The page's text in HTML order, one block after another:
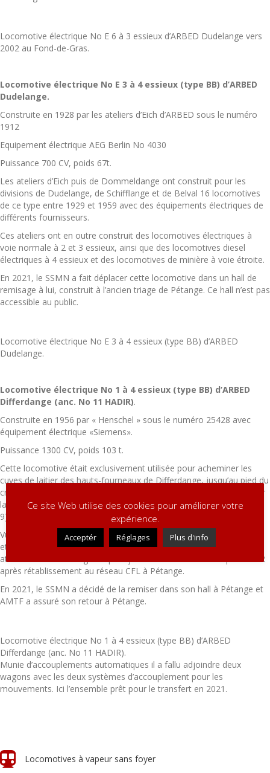
Locomotive électrique No E 6 à 3 essieux d’ARBED Dudelange vers
2002 au Fond-de-Gras.
Locomotive électrique No E 3 à 4 essieux (type BB) d’ARBED
Dudelange.
Construite en 1928 par les ateliers d’Eich d’ARBED sous le numéro
1912
Equipement électrique AEG Berlin No 4030
Puissance 700 CV, poids 67t.
Les ateliers d’Eich puis de Dommeldange ont construit pour les
divisions de Dudelange, de Schifflange et de Belval 16 locomotives
de ce type entre 1929 et 1959 avec des équipements électriques de
différents fournisseurs.
Ces ateliers ont en outre construit des locomotives électriques à
voie normale à 2 et 3 essieux, ainsi que des locomotives diesel
électriques à 4 essieux et des locomotives de minière à voie étroite.
En 2021, le SSMN a fait déplacer cette locomotive dans un hall de
remisage à lui, construit à l’ancien triage de Pétange. Ce hall n’est pas
accessible au public.
Locomotive électrique No E 3 à 4 essieux (type BB) d’ARBED
Dudelange.
Locomotive électrique No 1 à 4 essieux (type BB) d’ARBED
Differdange (anc. No 11 HADIR).
Construite en 1956 par « Henschel » sous le numéro 25428 avec
équipement électrique «Siemens».
Puissance 1300 CV, poids 103 t.
Cette locomotive était exclusivement utilisée pour acheminer les
cuves de laitier des hauts-fourneaux de Differdange, jusqu’au pied du
crassier située près de Sanem. Pour monter les cuves sur le crassier
la traction vapeur No 12 (préservée) et No 14 (identique à Anna No
9) prenait la relève jusqu’en 1973.
Vu son poids et ses dimension un transfert routier aurait été difficile
et onéreux. La locomotive après remise en état sommaire aux
ateliers CFL de Pétange n’a pu rejoindre le Fond-de-Gras qu’en 2002
après rétablissement au réseau CFL à Pétange.
En 2021, le SSMN a décidé de la remiser dans son hall à Pétange et
AMTF a assuré son retour à Pétange.
Locomotive électrique No 1 à 4 essieux (type BB) d’ARBED
Differdange (anc. No 11 HADIR).
Munie d’accouplements automatiques il a fallu adjoindre deux
wagons avec les deux systèmes d’accouplement pour les
mouvements. Ici l’ensemble prêt pour le transfert en 2021.
Locomotives à vapeur sans foyer
Ce site Web utilise des cookies pour améliorer votre
expérience.
Acceptér Réglages Plus d'info